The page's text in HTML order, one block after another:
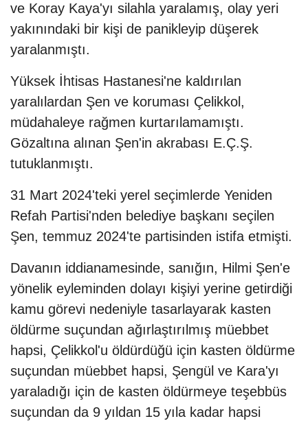
ve Koray Kaya'yı silahla yaralamış, olay yeri
yakınındaki bir kişi de panikleyip düşerek
yaralanmıştı.
Yüksek İhtisas Hastanesi'ne kaldırılan
yaralılardan Şen ve koruması Çelikkol,
müdahaleye rağmen kurtarılamamıştı.
Gözaltına alınan Şen'in akrabası E.Ç.Ş.
tutuklanmıştı.
31 Mart 2024'teki yerel seçimlerde Yeniden
Refah Partisi'nden belediye başkanı seçilen
Şen, temmuz 2024'te partisinden istifa etmişti.
Davanın iddianamesinde, sanığın, Hilmi Şen'e
yönelik eyleminden dolayı kişiyi yerine getirdiği
kamu görevi nedeniyle tasarlayarak kasten
öldürme suçundan ağırlaştırılmış müebbet
hapsi, Çelikkol'u öldürdüğü için kasten öldürme
suçundan müebbet hapsi, Şengül ve Kara'yı
yaraladığı için de kasten öldürmeye teşebbüs
suçundan da 9 yıldan 15 yıla kadar hapsi